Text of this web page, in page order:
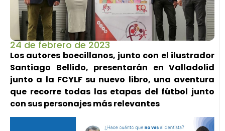
24 de febrero de 2023
Los autores boecillanos, junto con el ilustrador
Santiago Bellido, presentarán en Valladolid
junto a la FCYLF su nuevo libro, una aventura
que recorre todas las etapas del fútbol junto
con sus personajes más relevantes